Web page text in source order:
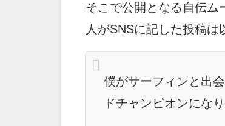
そこで公開となる自伝ム
人がSNSに記した投稿は
僕がサーフィンと出
ドチャンピオンにな